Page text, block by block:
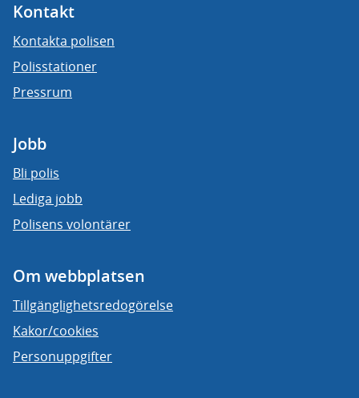
Kontakt
Kontakta polisen
Polisstationer
Pressrum
Jobb
Bli polis
Lediga jobb
Polisens volontärer
Om webbplatsen
Tillgänglighetsredogörelse
Kakor/cookies
Personuppgifter